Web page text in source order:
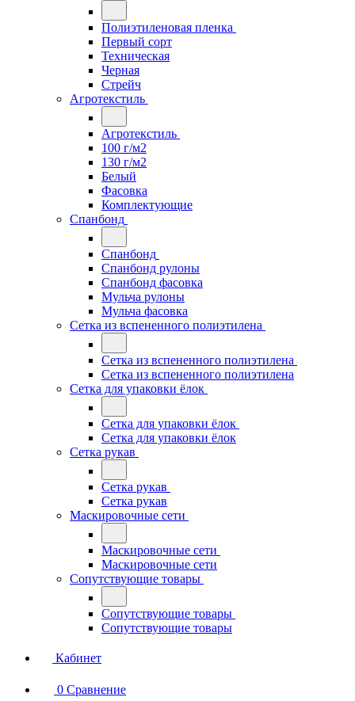
Полиэтиленовая пленка
Первый сорт
Техническая
Черная
Стрейч
Агротекстиль
Агротекстиль
100 г/м2
130 г/м2
Белый
Фасовка
Комплектующие
Спанбонд
Спанбонд
Спанбонд рулоны
Спанбонд фасовка
Мульча рулоны
Мульча фасовка
Сетка из вспененного полиэтилена
Сетка из вспененного полиэтилена
Сетка из вспененного полиэтилена
Сетка для упаковки ёлок
Сетка для упаковки ёлок
Сетка для упаковки ёлок
Сетка рукав
Сетка рукав
Сетка рукав
Маскировочные сети
Маскировочные сети
Маскировочные сети
Сопутствующие товары
Сопутствующие товары
Сопутствующие товары
Кабинет
0 Сравнение